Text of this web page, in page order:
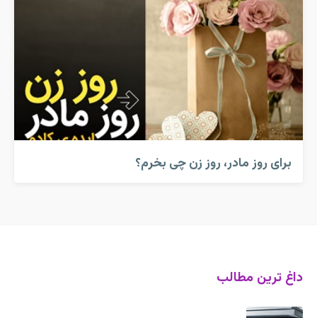
برای روز مادر، روز زن چی بخرم؟
داغ ترین مطالب